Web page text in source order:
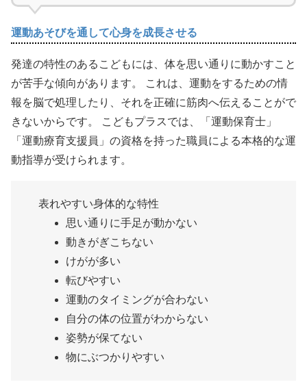
運動あそびを通して心身を成長させる
発達の特性のあるこどもには、体を思い通りに動かすこと
が苦手な傾向があります。 これは、運動をするための情
報を脳で処理したり、それを正確に筋肉へ伝えることがで
きないからです。 こどもプラスでは、「運動保育士」
「運動療育支援員」の資格を持った職員による本格的な運
動指導が受けられます。
表れやすい身体的な特性
思い通りに手足が動かない
動きがぎこちない
けがが多い
転びやすい
運動のタイミングが合わない
自分の体の位置がわからない
姿勢が保てない
物にぶつかりやすい